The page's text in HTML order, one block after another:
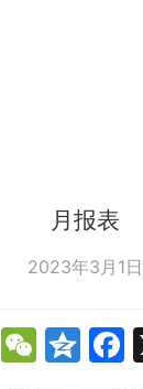
月报表
2023年3月1日
Sina